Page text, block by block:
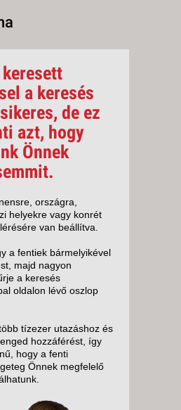
keresett
a keresés
de ez
azt, hogy
Önnek
országra,
helyekre vagy konrét
van beállítva.
a fentiek bármelyikével
majd nagyon
a keresés
oldalon lévő oszlop
tízezer utazáshoz és
hozzáférést, így
hogy a fenti
Önnek megfelelő